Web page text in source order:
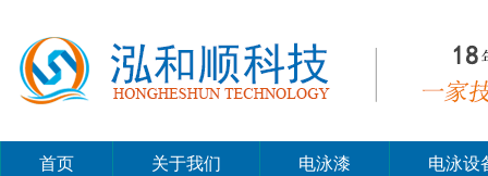
首页 关于我们 电泳漆 电泳设